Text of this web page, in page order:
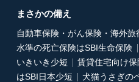
まさかの備え
自動車保険・がん保険・海外旅
水準の死亡保険はSBI生命保険
いきいき少短
賃貸住宅向け
はSBI日本少短
犬猫うさぎの